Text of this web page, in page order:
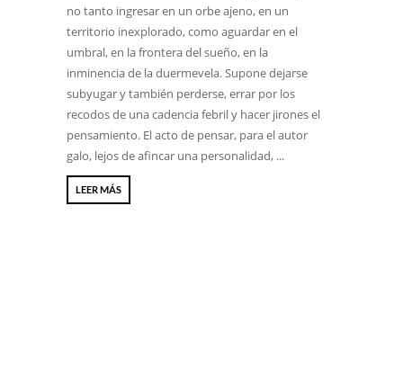
no tanto ingresar en un orbe ajeno, en un
territorio inexplorado, como aguardar en el
umbral, en la frontera del sueño, en la
inminencia de la duermevela. Supone dejarse
subyugar y también perderse, errar por los
recodos de una cadencia febril y hacer jirones el
pensamiento. El acto de pensar, para el autor
galo, lejos de afincar una personalidad, ...
LEER MÁS